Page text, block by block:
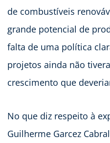
de combustíveis
grande potencial de
falta de uma política
projetos ainda não
crescimento que
No que diz respeito à
Guilherme Garcez